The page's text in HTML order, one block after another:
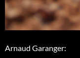
Arnaud Garanger: